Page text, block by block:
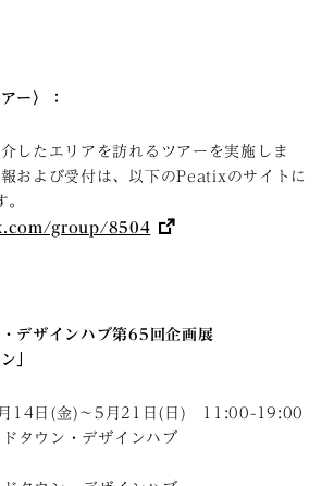
ー〉：
したエリアを訪れるツアーを実施しま
および受付は、以下のPeatixのサイトに
group/8504
デザインハブ第65回企画展
」
14日(金)〜5月21日(日) 11:00-19:00
タウン・デザインハブ